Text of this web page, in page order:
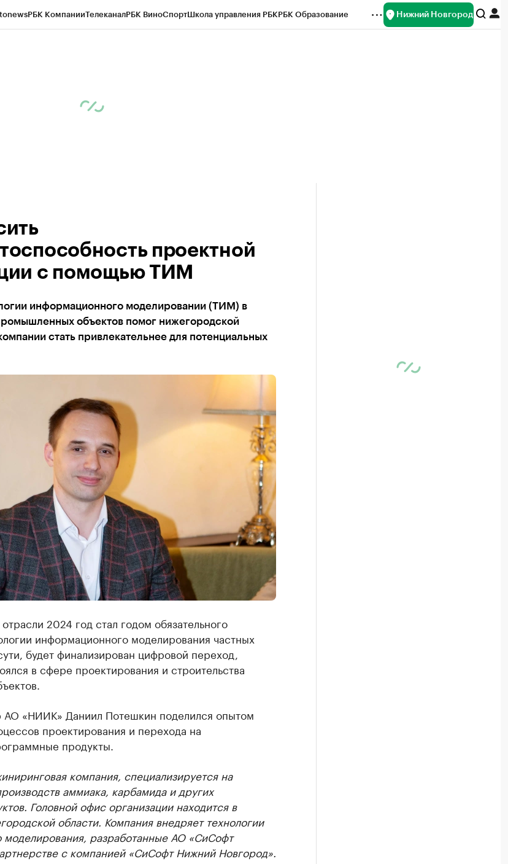
РБК КомпанииТелеканалРБК ВиноСпортШкола управления РБКРБК Образование Нижний Новгород
проектной
с помощью ТИМ
информационного моделировании (ТИМ) в
объектов помог нижегородской
стать привлекательнее для потенциальных
2024 год стал годом обязательного
информационного моделирования частных
будет финализирован цифровой переход,
в сфере проектирования и строительства
«НИИК» Даниил Потешкин поделился опытом
проектирования и перехода на
продукты.
компания, специализируется на
аммиака, карбамида и других
Головной офис организации находится в
области. Компания внедряет технологии
разработанные АО «СиСофт
с компанией «СиСофт Нижний Новгород».